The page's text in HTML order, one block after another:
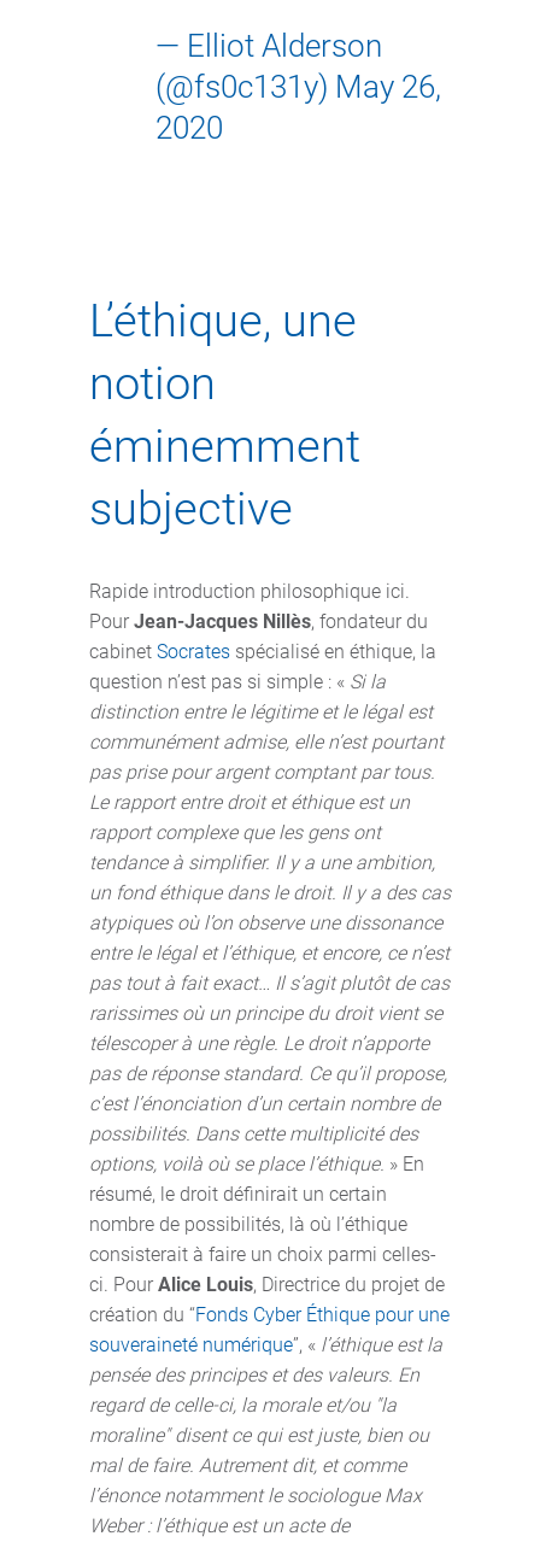
— Elliot Alderson
(@fs0c131y) May 26,
2020
L’éthique, une
notion
éminemment
subjective
Rapide introduction philosophique ici.
Pour Jean-Jacques Nillès, fondateur du
cabinet Socrates spécialisé en éthique, la
question n’est pas si simple : « Si la
distinction entre le légitime et le légal est
communément admise, elle n’est pourtant
pas prise pour argent comptant par tous.
Le rapport entre droit et éthique est un
rapport complexe que les gens ont
tendance à simplifier. Il y a une ambition,
un fond éthique dans le droit. Il y a des cas
atypiques où l’on observe une dissonance
entre le légal et l’éthique, et encore, ce n’est
pas tout à fait exact… Il s’agit plutôt de cas
rarissimes où un principe du droit vient se
télescoper à une règle. Le droit n’apporte
pas de réponse standard. Ce qu’il propose,
c’est l’énonciation d’un certain nombre de
possibilités. Dans cette multiplicité des
options, voilà où se place l’éthique. » En
résumé, le droit définirait un certain
nombre de possibilités, là où l’éthique
consisterait à faire un choix parmi celles-
ci. Pour Alice Louis, Directrice du projet de
création du “Fonds Cyber Éthique pour une
souveraineté numérique”, « l’éthique est la
pensée des principes et des valeurs. En
regard de celle-ci, la morale et/ou "la
moraline" disent ce qui est juste, bien ou
mal de faire. Autrement dit, et comme
l’énonce notamment le sociologue Max
Weber : l’éthique est un acte de